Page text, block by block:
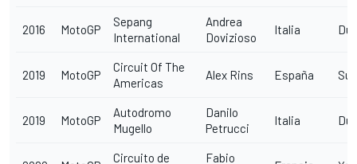
2016 MotoGP
Sepang
International
Andrea
Dovizioso
Italia
2019 MotoGP
Circuit Of The
Americas
Alex Rins España
2019 MotoGP
Autodromo
Mugello
Danilo
Petrucci
Italia
Circuito de
Fabio